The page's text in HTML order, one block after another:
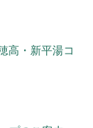
高・新平湯コ